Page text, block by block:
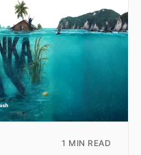
1 MIN READ